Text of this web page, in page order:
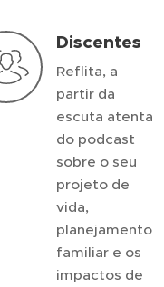
Discentes
Reflita, a
partir da
escuta atenta
do podcast
sobre o seu
projeto de
vida,
planejamento
familiar e os
impactos de